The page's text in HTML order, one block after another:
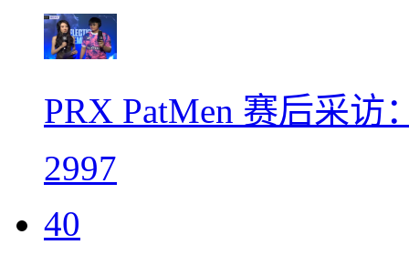
PRX PatMen 赛后采
2997
40